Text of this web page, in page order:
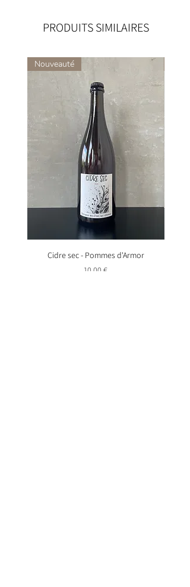
PRODUITS SIMILAIRES
Nouveauté
Cidre sec - Pommes d'Armor
Prix
10,00 €